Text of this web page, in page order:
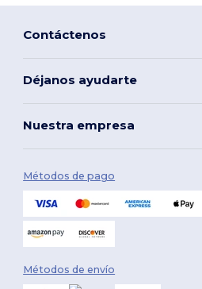
Contáctenos
Déjanos ayudarte
Nuestra empresa
Métodos de pago
Métodos de envío